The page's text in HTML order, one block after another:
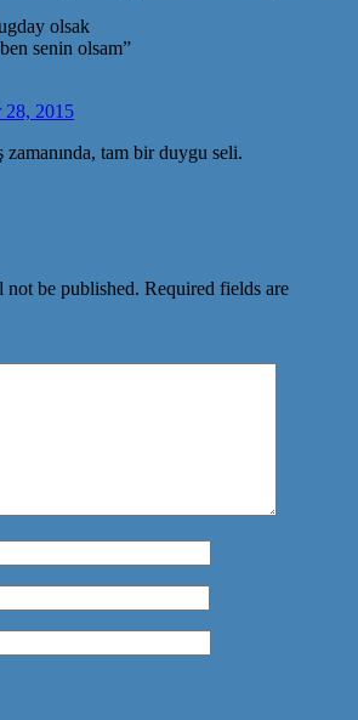
olsak
senin olsam”
28, 2015
tam bir duygu seli.
not be published. Required fields are